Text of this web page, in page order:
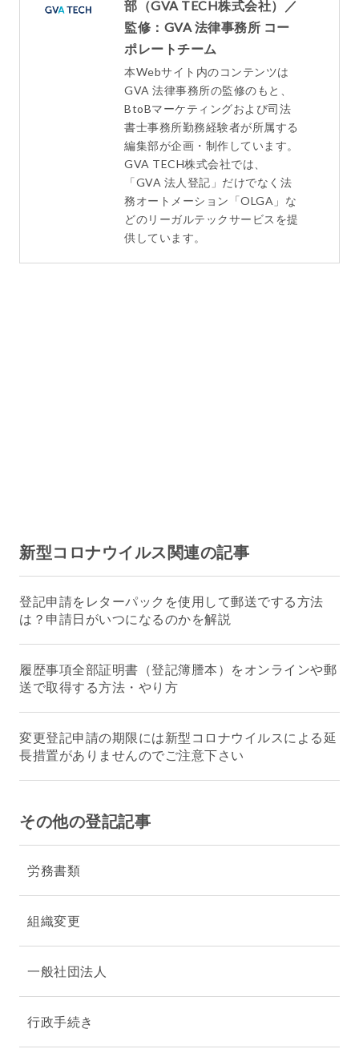
部（GVA TECH株式会社）／
監修：GVA 法律事務所 コー
ポレートチーム
本Webサイト内のコンテンツは
GVA 法律事務所の監修のもと、
BtoBマーケティングおよび司法
書士事務所勤務経験者が所属する
編集部が企画・制作しています。
GVA TECH株式会社では、
「GVA 法人登記」だけでなく法
務オートメーション「OLGA」な
どのリーガルテックサービスを提
供しています。
新型コロナウイルス関連の記事
登記申請をレターパックを使用して郵送でする方法
は？申請日がいつになるのかを解説
履歴事項全部証明書（登記簿謄本）をオンラインや郵
送で取得する方法・やり方
変更登記申請の期限には新型コロナウイルスによる延
長措置がありませんのでご注意下さい
その他の登記記事
労務書類
組織変更
一般社団法人
行政手続き